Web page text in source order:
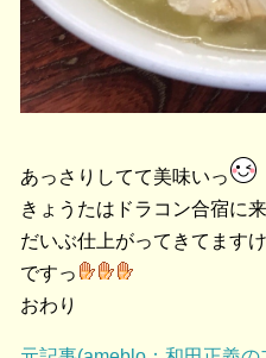
あっさりしてて美味いっ
きょうたはドラコン合宿に
だいぶ仕上がってきてます
ですっ
おわり